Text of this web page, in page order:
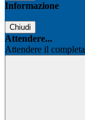
Informazione
Chiudi
Attendere...
Attendere il